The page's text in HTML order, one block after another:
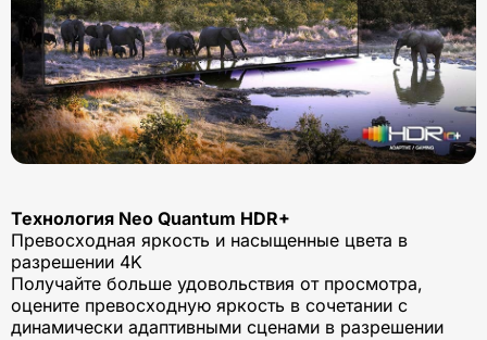
Технология Neo Quantum HDR+
Превосходная яркость и насыщенные цвета в
разрешении 4K
Получайте больше удовольствия от просмотра,
оцените превосходную яркость в сочетании с
динамически адаптивными сценами в разрешении